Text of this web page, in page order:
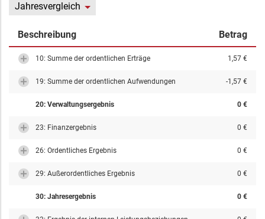
Jahresvergleich
Beschreibung Betrag
10: Summe der ordentlichen Erträge 1,57 €
19: Summe der ordentlichen Aufwendungen -1,57 €
20: Verwaltungsergebnis 0 €
23: Finanzergebnis 0 €
26: Ordentliches Ergebnis 0 €
29: Außerordentliches Ergebnis 0 €
30: Jahresergebnis 0 €